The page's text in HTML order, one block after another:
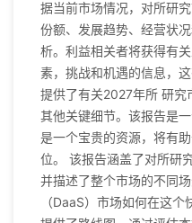
据当前市场情况，对所研
份额、发展趋势、经营状
析。利益相关者将获得有
素，挑战和机遇的信息，
提供了有关2027年所 研究
其他关键细节。该报告是
是一个宝贵的资源，将有
位。 该报告涵盖了对所研
并描述了整个市场的不同
（DaaS）市场如何在这